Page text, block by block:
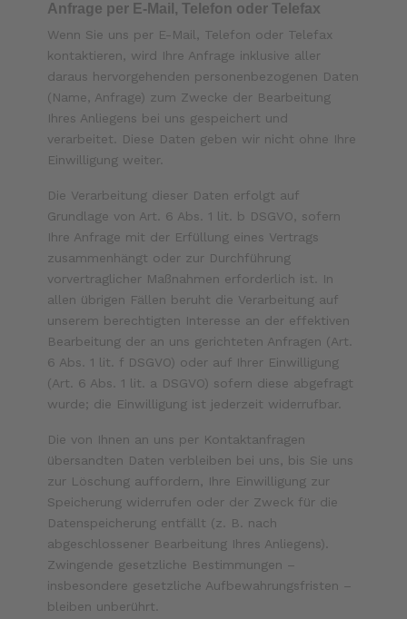
Anfrage per E-Mail, Telefon oder Telefax
Wenn Sie uns per E-Mail, Telefon oder Telefax
kontaktieren, wird Ihre Anfrage inklusive aller
daraus hervorgehenden personenbezogenen Daten
(Name, Anfrage) zum Zwecke der Bearbeitung
Ihres Anliegens bei uns gespeichert und
verarbeitet. Diese Daten geben wir nicht ohne Ihre
Einwilligung weiter.
Die Verarbeitung dieser Daten erfolgt auf
Grundlage von Art. 6 Abs. 1 lit. b DSGVO, sofern
Ihre Anfrage mit der Erfüllung eines Vertrags
zusammenhängt oder zur Durchführung
vorvertraglicher Maßnahmen erforderlich ist. In
allen übrigen Fällen beruht die Verarbeitung auf
unserem berechtigten Interesse an der effektiven
Bearbeitung der an uns gerichteten Anfragen (Art.
6 Abs. 1 lit. f DSGVO) oder auf Ihrer Einwilligung
(Art. 6 Abs. 1 lit. a DSGVO) sofern diese abgefragt
wurde; die Einwilligung ist jederzeit widerrufbar.
Die von Ihnen an uns per Kontaktanfragen
übersandten Daten verbleiben bei uns, bis Sie uns
zur Löschung auffordern, Ihre Einwilligung zur
Speicherung widerrufen oder der Zweck für die
Datenspeicherung entfällt (z. B. nach
abgeschlossener Bearbeitung Ihres Anliegens).
Zwingende gesetzliche Bestimmungen –
insbesondere gesetzliche Aufbewahrungsfristen –
bleiben unberührt.